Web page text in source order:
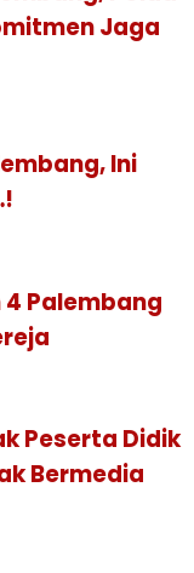
Jaga
Ini
4 Palembang
Peserta Didik
Bermedia